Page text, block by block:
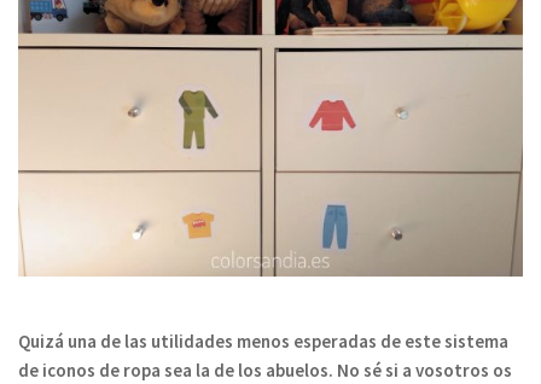
Quizá una de las utilidades menos esperadas de este sistema
de iconos de ropa sea la de los abuelos. No sé si a vosotros os